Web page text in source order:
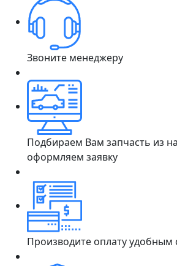
Звоните менеджеру
Подбираем Вам запчасть из
оформляем заявку
Производите оплату удобным